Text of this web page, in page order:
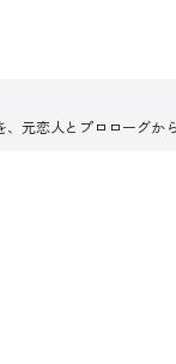
元恋人とプロローグか